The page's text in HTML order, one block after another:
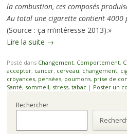
la combustion, ces composés
Au total une cigarette contient 4000
(Source : ça m’intéresse 2013).»
Lire la suite →
Posté dans Changement, Comportement,
accepter, cancer, cerveau, changement,
croyances, pensées, poumons, prise de
Santé, sommeil, stress, tabac | Poster un
Rechercher